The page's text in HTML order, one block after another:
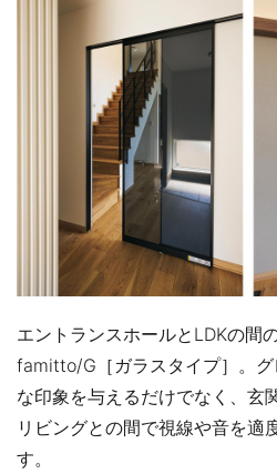
エントランスホールとLDKの間
famitto/G［ガラスタイプ］。
な印象を与えるだけでなく、玄
リビングとの間で視線や音を適
す。